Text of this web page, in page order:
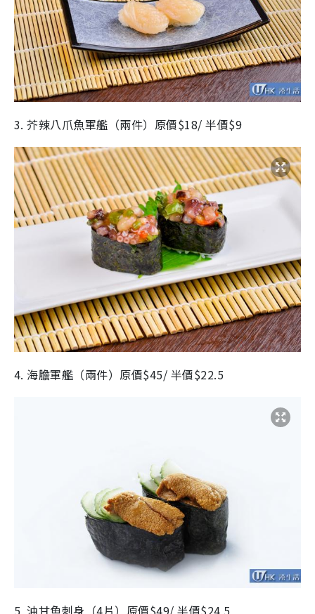
3. 芥辣八爪魚軍艦（兩件）原價$18/ 半價$9
4. 海膽軍艦（兩件）原價$45/ 半價$22.5
5. 油甘魚刺身（4片）原價$49/ 半價$24.5